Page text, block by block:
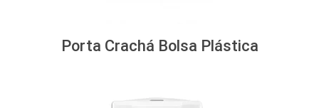
Porta Crachá Bolsa Plástica